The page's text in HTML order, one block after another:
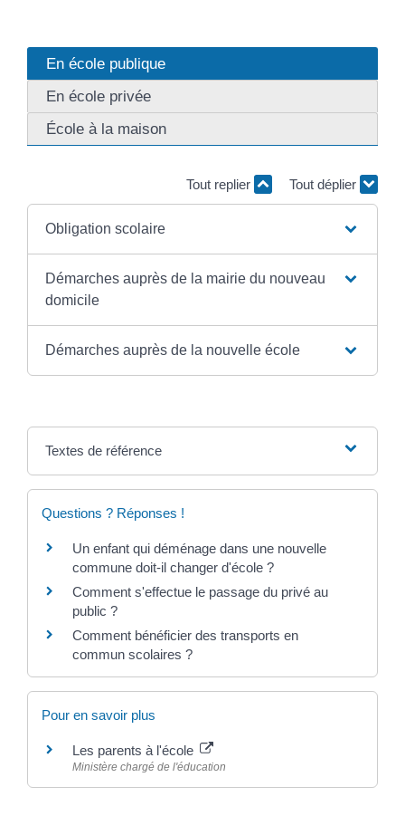
En école publique
En école privée
École à la maison
Tout replier Tout déplier
Obligation scolaire
Démarches auprès de la mairie du nouveau
domicile
Démarches auprès de la nouvelle école
Textes de référence
Questions ? Réponses !
Un enfant qui déménage dans une nouvelle
commune doit-il changer d'école ?
Comment s'effectue le passage du privé au
public ?
Comment bénéficier des transports en
commun scolaires ?
Pour en savoir plus
Les parents à l'école
Ministère chargé de l'éducation